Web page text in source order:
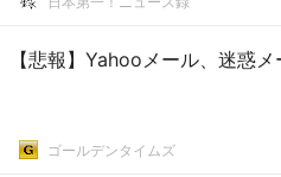
【悲報】Yahooメール、迷惑
ゴールデンタイムズ